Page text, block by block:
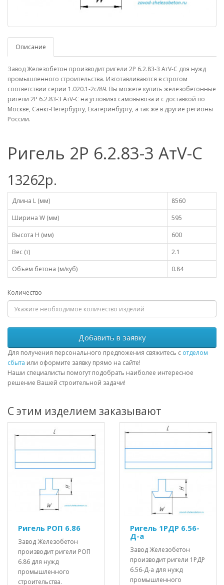
Описание
Завод Железобетон производит ригели 2Р 6.2.83-3 АтV-С для нужд
промышленного строительства. Изготавливаются в строгом
соответствии серии 1.020.1-2с/89. Вы можете купить железобетонные
ригели 2Р 6.2.83-3 АтV-С на условиях самовывоза и с доставкой по
Москве, Санкт-Петербургу, Екатеринбургу, а так же в другие регионы
России.
Ригель 2Р 6.2.83-3 АтV-С
13262р.
Длина L (мм)
8560
Ширина W (мм)
595
Высота H (мм)
600
Вес (т)
2.1
Объем бетона (м/куб)
0.84
Количество
Добавить в заявку
Для получения персонального предложения свяжитесь с отделом
сбыта или оформите заявку прямо на сайте!
Наши специалисты помогут подобрать наиболее интересное
решение Вашей строительной задачи!
С этим изделием заказывают
Ригель РОП 6.86
Завод Железобетон
производит ригели РОП
6.86 для нужд
промышленного
строительства.
Ригель 1РДР 6.56-
Д-а
Завод Железобетон
производит ригели 1РДР
6.56-Д-а для нужд
промышленного